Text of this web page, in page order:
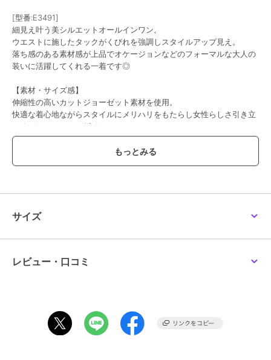
[型番:E3491]
細見え叶う美シルエットオールインワン。
ウエストに施したタックがくびれを強調しスタイルアップ見え。
落ち感のある素材感が上品でオケージョンなどのフォーマルな大人の
装いに活躍してくれる一着です◎
【素材・サイズ感】
伸縮性の高いカットジョーゼット素材を使用。
快適な着心地ながらスタイルにメリハリをもたらし女性らしさ引き立
てるディティールデザイン。
シンプルさを活かしてアクセや小物で遊ぶのもおすすめです◎
プチサイズを含めた嬉しい3サイズ展開。
#コウベレタス
ショップ
商品カテゴリ オールインワン・サロペット ／
ネイビー、ピンク、ブラック
プチM,M,L
サイズ
レビュー・口コミ